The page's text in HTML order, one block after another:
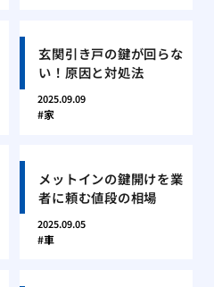
玄関引き戸の鍵が回らな
い！原因と対処法
2025.09.09
家
メットインの鍵開けを業
者に頼む値段の相場
2025.09.05
車